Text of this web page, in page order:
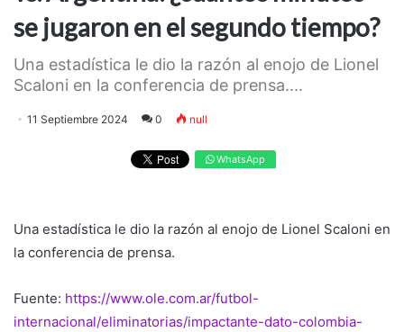
se jugaron en el segundo tiempo?
Una estadística le dio la razón al enojo de Lionel
Scaloni en la conferencia de prensa....
11 Septiembre 2024 0 null
WhatsApp
Una estadística le dio la razón al enojo de Lionel Scaloni en
la conferencia de prensa.
Fuente: https://www.ole.com.ar/futbol-
internacional/eliminatorias/impactante-dato-colombia-